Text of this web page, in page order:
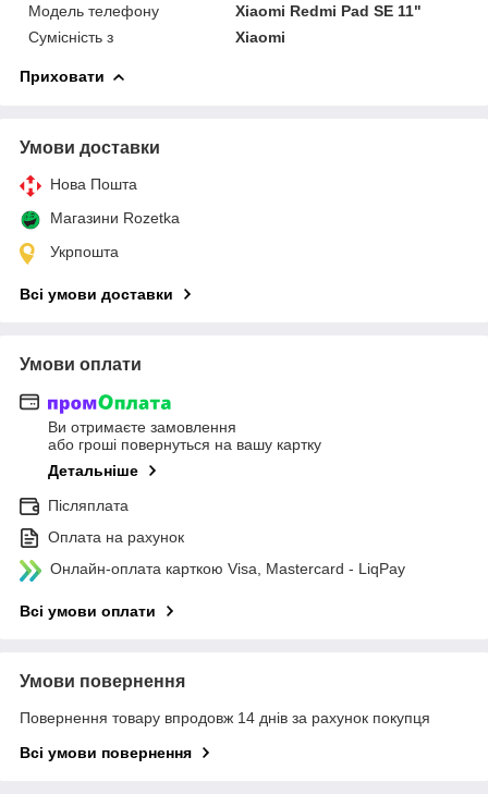
Модель телефону
Xiaomi Redmi Pad SE 11"
Сумісність з
Xiaomi
Приховати
Умови доставки
Нова Пошта
Магазини Rozetka
Укрпошта
Всі умови доставки
Умови оплати
Ви отримаєте замовлення
або гроші повернуться на вашу картку
Детальніше
Післяплата
Оплата на рахунок
Онлайн-оплата карткою Visa, Mastercard - LiqPay
Всі умови оплати
Умови повернення
Повернення товару впродовж 14 днів за рахунок покупця
Всі умови повернення